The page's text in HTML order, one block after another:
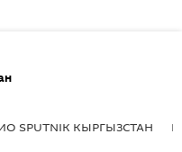
SPUTNIK КЫРГЫЗСТАН